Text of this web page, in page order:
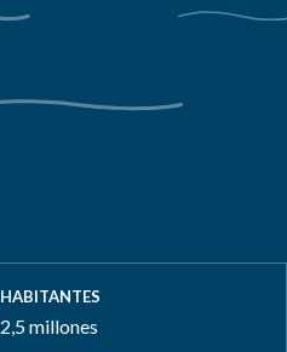
HABITANTES
2,5 millones